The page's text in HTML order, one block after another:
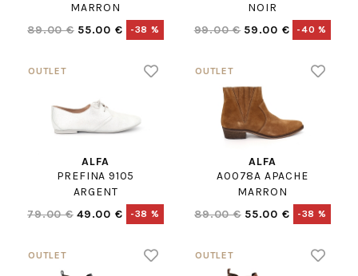
MARRON
89.00 € 55.00 € -38 %
NOIR
99.00 € 59.00 € -40 %
ALFA
PREFINA 9105
ARGENT
79.00 € 49.00 € -38 %
ALFA
A0078A APACHE
MARRON
89.00 € 55.00 € -38 %